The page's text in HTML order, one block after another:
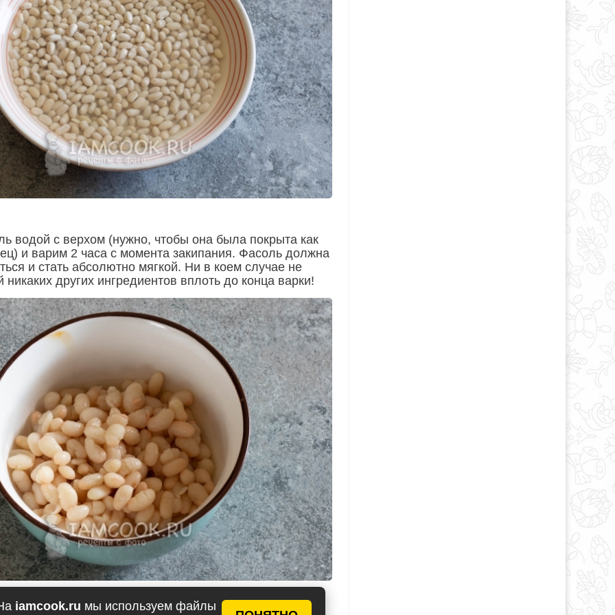
iamcook.ru мы используем файлы
водой с верхом (нужно, чтобы она была покрыта как
и варим 2 часа с момента закипания. Фасоль должна
и стать абсолютно мягкой. Ни в коем случае не
других ингредиентов вплоть до конца варки!